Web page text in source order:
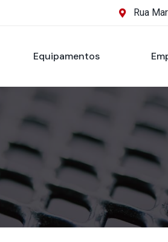
Rua
Equipamentos